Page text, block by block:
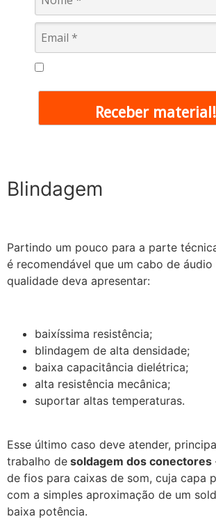
Receber material!
Blindagem
Partindo um pouco para a parte
é recomendável que um cabo de áudio
qualidade deva apresentar:
baixíssima resistência;
blindagem de alta densidade;
baixa capacitância dielétrica;
alta resistência mecânica;
suportar altas temperaturas.
Esse último caso deve atender,
trabalho de soldagem dos conectores
de fios para caixas de som, cuja capa
com a simples aproximação de um
baixa potência.